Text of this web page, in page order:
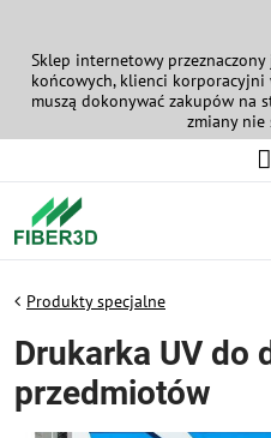
Sklep internetowy
końcowych, klienci
muszą dokonywać zakupów na
zmiany nie
Produkty specjalne
Drukarka UV do
przedmiotów